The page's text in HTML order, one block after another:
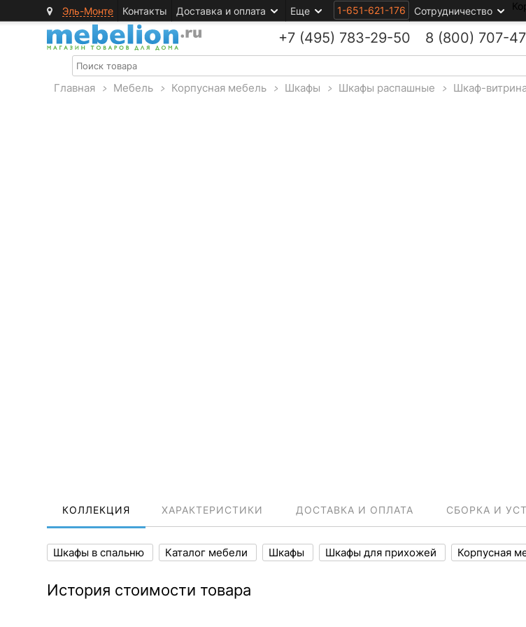
Эль-Монте Контакты Доставка и оплата Еще 1-651-621-176 Сотрудничество
+7 (495) 783-29-50 8 (800) 707-
Главная > Мебель > Корпусная мебель > Шкафы > Шкафы распашные > Шкаф-
КОЛЛЕКЦИЯ ХАРАКТЕРИСТИКИ ДОСТАВКА И ОПЛАТА СБОРКА И
Шкафы в спальню Каталог мебели Шкафы Шкафы для прихожей Корпусная
История стоимости товара